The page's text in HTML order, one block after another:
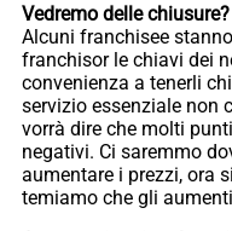
Vedremo delle chiusure?
Alcuni franchisee
franchisor le chiavi dei
convenienza a tenerli
servizio essenziale non
vorrà dire che molti
negativi. Ci saremmo
aumentare i prezzi, ora
temiamo che gli